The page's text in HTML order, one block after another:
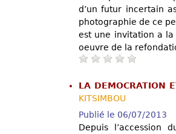
d’un futur incertain
photographie de ce
est une invitation a
oeuvre de la
LA DEMOCRATION
KITSIMBOU
Publié le 06/07/2013
Depuis l’accession